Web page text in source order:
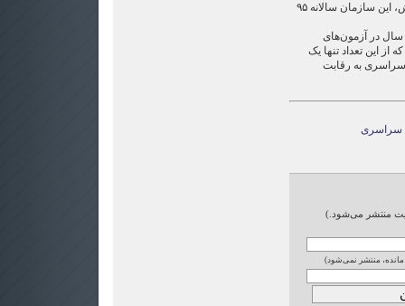
براساس آمار‌های سازمان سنجش، این سازمان سالانه ۹۵
هزار نفر در سال در آزمون‌های
این تعداد تنها یک
کنکور سراسری به رقابت
سراسری
منتشر می‌شود.)
مانده، منتشر نمی‌شود)